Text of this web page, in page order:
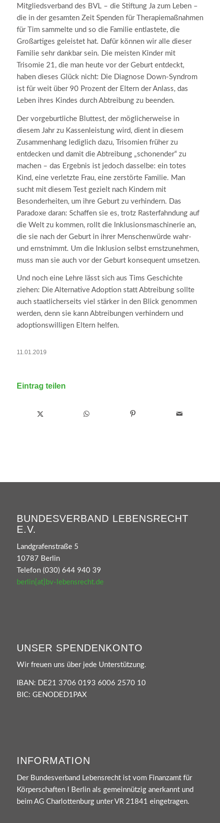
Mitgliedsverband des BVL – die Stiftung Ja zum Leben –
die in der gesamten Zeit Spenden für Therapiemaßnahmen
für Tim sammelte und so die Familie entlastete, die
Großartiges geleistet hat. Dafür können wir alle dieser
Familie sehr dankbar sein. Die meisten Kinder mit
Trisomie 21, die man heute vor der Geburt entdeckt,
haben dieses Glück nicht: Die Diagnose Down-Syndrom
ist für weit über 90 Prozent der Eltern der Anlass, das
Leben ihres Kindes durch Abtreibung zu beenden.
Der vorgeburtliche Bluttest, der möglicherweise in
diesem Jahr zu Kassenleistung wird, dient in diesem
Zusammenhang lediglich dazu, Trisomien früher zu
entdecken und damit die Abtreibung „schonender“ zu
machen – das Ergebnis ist jedoch dasselbe: ein totes
Kind, eine verletzte Frau, eine zerstörte Familie. Man
sucht mit diesem Test gezielt nach Kindern mit
Besonderheiten, um ihre Geburt zu verhindern. Das
Paradoxe daran: Schaffen sie es, trotz Rasterfahndung auf
die Welt zu kommen, rollt die Inklusionsmaschinerie an,
die sie nach der Geburt in ihrer Menschenwürde wahr-
und ernstnimmt. Um die Inklusion selbst ernstzunehmen,
muss man sie auch vor der Geburt konsequent umsetzen.
Und noch eine Lehre lässt sich aus Tims Geschichte
ziehen: Die Alternative Adoption statt Abtreibung sollte
auch staatlicherseits viel stärker in den Blick genommen
werden, denn sie kann Abtreibungen verhindern und
adoptionswilligen Eltern helfen.
11.01.2019
Eintrag teilen
BUNDESVERBAND LEBENSRECHT
E.V.
Landgrafenstraße 5
10787 Berlin
Telefon (030) 644 940 39
berlin[at]bv-lebensrecht.de
UNSER SPENDENKONTO
Wir freuen uns über jede Unterstützung.
IBAN: DE21 3706 0193 6006 2570 10
BIC: GENODED1PAX
INFORMATION
Der Bundesverband Lebensrecht ist vom Finanzamt für
Körperschaften I Berlin als gemeinnützig anerkannt und
beim AG Charlottenburg unter VR 21841 eingetragen.